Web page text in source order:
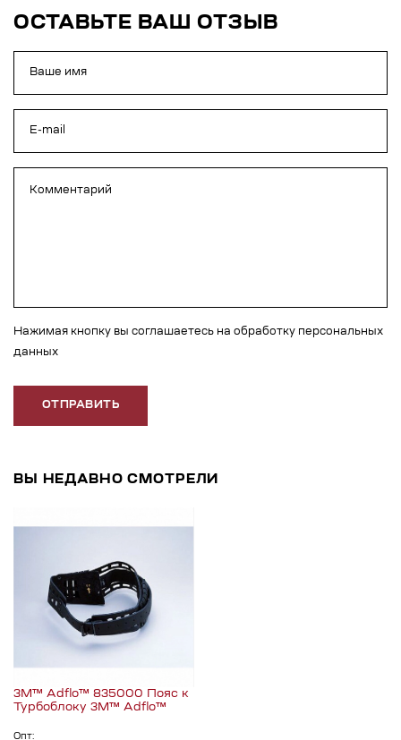
ОСТАВЬТЕ ВАШ ОТЗЫВ
Нажимая кнопку вы соглашаетесь на обработку персональных
данных
ОТПРАВИТЬ
ВЫ НЕДАВНО СМОТРЕЛИ
3M™ Adflo™ 835000 Пояс к
Турбоблоку 3M™ Adflo™
Опт: